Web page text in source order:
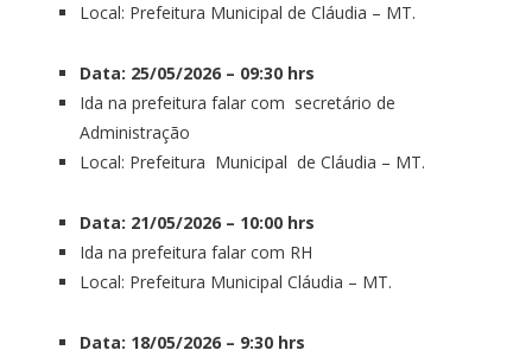
Local: Prefeitura Municipal de Cláudia – MT.
Data: 25/05/2026 – 09:30 hrs
Ida na prefeitura falar com secretário de
Administração
Local: Prefeitura Municipal de Cláudia – MT.
Data: 21/05/2026 – 10:00 hrs
Ida na prefeitura falar com RH
Local: Prefeitura Municipal Cláudia – MT.
Data: 18/05/2026 – 9:30 hrs